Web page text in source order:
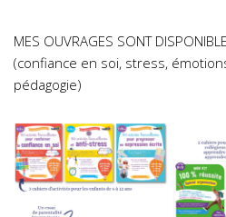
MES OUVRAGES SONT
(confiance en soi, stress,
pédagogie)